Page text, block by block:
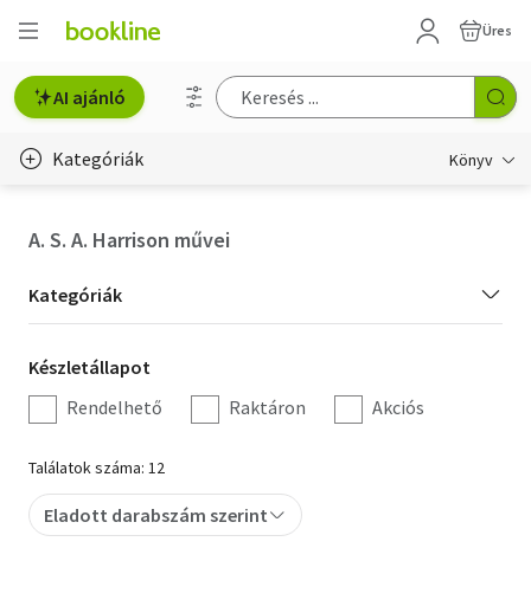
Üres
AI ajánló
Kategóriák Könyv
Hobbi, szabadidő
Irodalom
Művészet
Szakkönyv
A. S. A. Harrison művei
Kategória
szűrés
Kategóriák
Készletállapot
szűrés
Készletállapot
Rendelhető
Raktáron Akciós
Találatok száma: 12
Eladott darabszám szerint